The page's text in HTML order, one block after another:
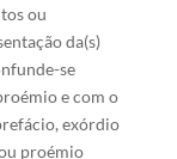
ou
da(s)
se
e com o
exórdio
proémio